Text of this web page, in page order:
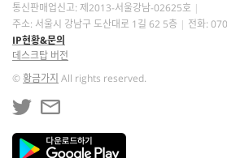
통신판매업신고: 제2013-서울강남-02625호
주소: 서울시 강남구 도산대로 1길 62 5층
전화:
IP현황&문의
데스크탑 버전
©황금가지 All rights reserved.